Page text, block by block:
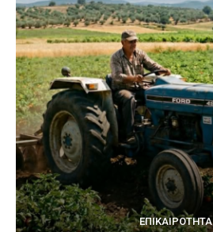
ΕΠΙΚΑΙΡΌΤΗΤΑ